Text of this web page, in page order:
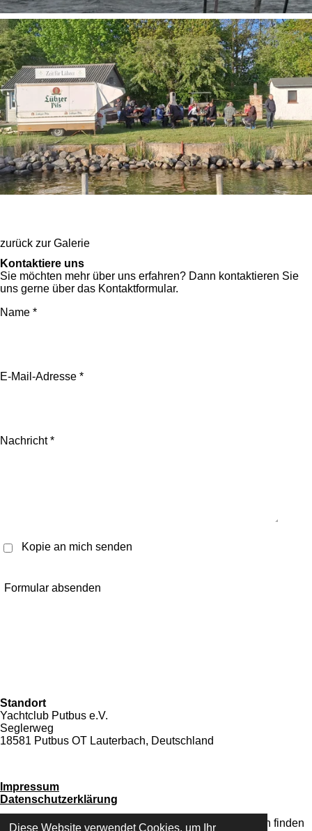
Diese Website verwendet Cookies, um Ihr
zurück zur Galerie
Kontaktiere uns
Sie möchten mehr über uns erfahren? Dann kontaktieren Sie
uns gerne über das Kontaktformular.
Name *
E-Mail-Adresse *
Nachricht *
Kopie an mich senden
Formular absenden
Standort
Yachtclub Putbus e.V.
Seglerweg
18581 Putbus OT Lauterbach, Deutschland
Impressum
Datenschutzerklärung
Detallierte Informationen zum Umgang mit Nutzerdaten finden